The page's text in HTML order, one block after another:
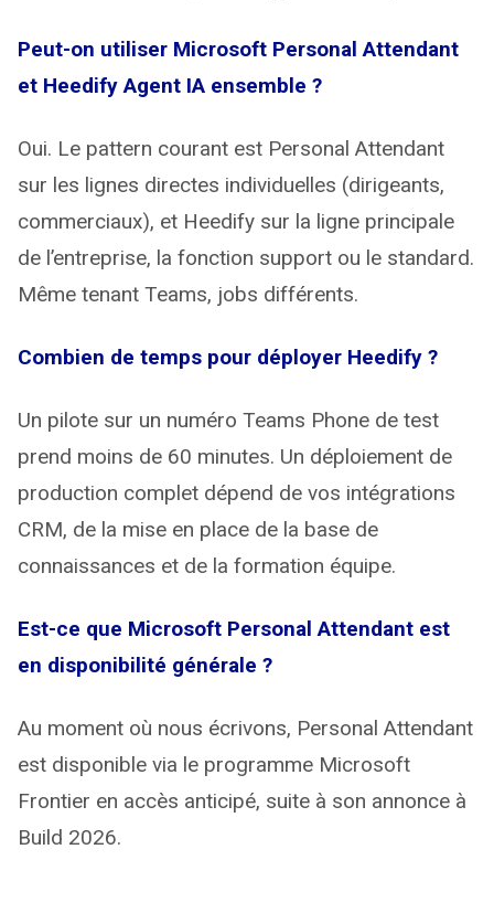
Peut-on utiliser Microsoft Personal Attendant
et Heedify Agent IA ensemble ?
Oui. Le pattern courant est Personal Attendant
sur les lignes directes individuelles (dirigeants,
commerciaux), et Heedify sur la ligne principale
de l’entreprise, la fonction support ou le standard.
Même tenant Teams, jobs différents.
Combien de temps pour déployer Heedify ?
Un pilote sur un numéro Teams Phone de test
prend moins de 60 minutes. Un déploiement de
production complet dépend de vos intégrations
CRM, de la mise en place de la base de
connaissances et de la formation équipe.
Est-ce que Microsoft Personal Attendant est
en disponibilité générale ?
Au moment où nous écrivons, Personal Attendant
est disponible via le programme Microsoft
Frontier en accès anticipé, suite à son annonce à
Build 2026.